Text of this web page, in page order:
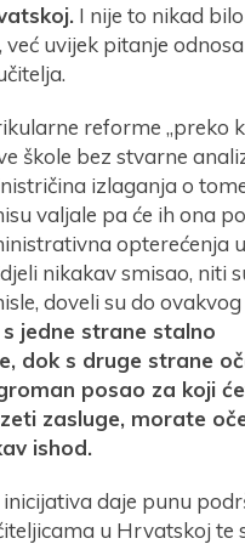
I nije to nikad
uvijek pitanje
reforme „preko
škole bez stvarne
izlaganja o
valjale pa će ih ona
opterećenja
nikakav smisao, niti
doveli su do
jedne strane stalno
dok s druge strane
posao za koji
zasluge, morate
ishod.
inicijativa daje punu
u Hrvatskoj te